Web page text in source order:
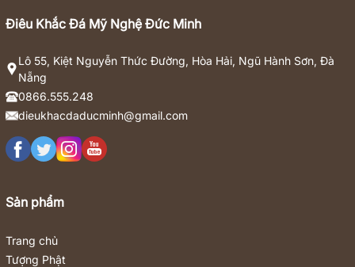
Điêu Khắc Đá Mỹ Nghệ Đức Minh
Lô 55, Kiệt Nguyễn Thức Đường, Hòa Hải, Ngũ Hành Sơn, Đà
Nẵng
0866.555.248
dieukhacdaducminh@gmail.com
Sản phẩm
Trang chủ
Tượng Phật